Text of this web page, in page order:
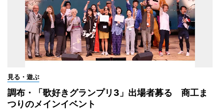
見る・遊ぶ
調布・「歌好きグランプリ3」出場者募る 商工ま
つりのメインイベント